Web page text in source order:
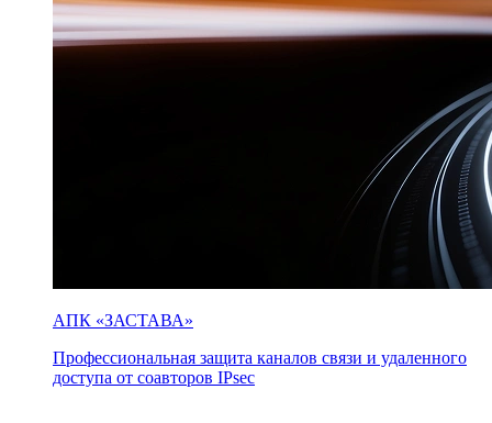
АПК «ЗАСТАВА»
Профессиональная защита каналов связи и удаленного
доступа от соавторов IPsec